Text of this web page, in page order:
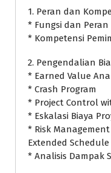
1. Peran dan
* Fungsi dan
* Kompetensi
2. Pengendalian
* Earned Value
* Crash Program
* Project Control
* Eskalasi Biaya
* Risk
Extended Schedule
* Analisis Dampak